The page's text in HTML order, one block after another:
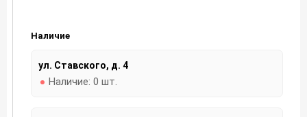
Наличие
ул. Ставского, д. 4
Наличие: 0 шт.